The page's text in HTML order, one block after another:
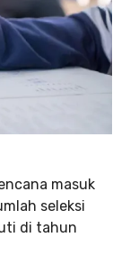
masuk
seleksi
di tahun